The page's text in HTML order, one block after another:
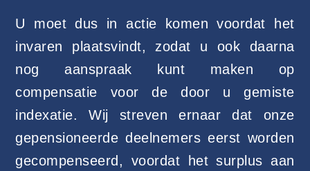
U moet dus in actie komen voordat het
invaren plaatsvindt, zodat u ook daarna
nog aanspraak kunt maken op
compensatie voor de door u gemiste
indexatie. Wij streven ernaar dat onze
gepensioneerde deelnemers eerst worden
gecompenseerd, voordat het surplus aan